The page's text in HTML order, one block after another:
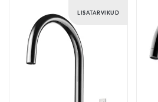
LISATARVIKUD